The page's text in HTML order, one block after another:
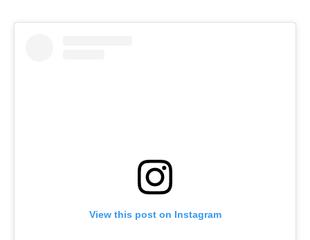
View this post on Instagram